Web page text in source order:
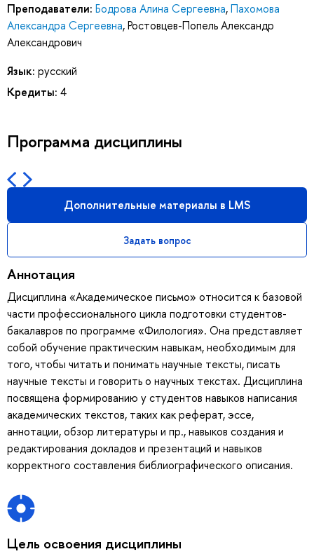
Преподаватели: Бодрова Алина Сергеевна,Пахомова
Александра Сергеевна,Ростовцев-Попель Александр
Александрович
Язык: русский
Кредиты: 4
Программа дисциплины
Дополнительные материалы в LMS
Задать вопрос
Аннотация
Дисциплина «Академическое письмо» относится к базовой
части профессионального цикла подготовки студентов-
бакалавров по программе «Филология». Она представляет
собой обучение практическим навыкам, необходимым для
того, чтобы читать и понимать научные тексты, писать
научные тексты и говорить о научных текстах. Дисциплина
посвящена формированию у студентов навыков написания
академических текстов, таких как реферат, эссе,
аннотации, обзор литературы и пр., навыков создания и
редактирования докладов и презентаций и навыков
корректного составления библиографического описания.
Цель освоения дисциплины